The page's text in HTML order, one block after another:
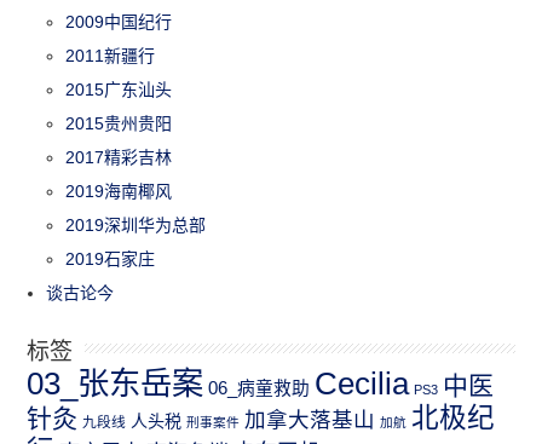
2009中国纪行
2011新疆行
2015广东汕头
2015贵州贵阳
2017精彩吉林
2019海南椰风
2019深圳华为总部
2019石家庄
谈古论今
标签
03_张东岳案 06_病童救助 Cecilia PS3 中医
针灸 九段线 人头税 刑事案件 加拿大落基山 加航 北极纪